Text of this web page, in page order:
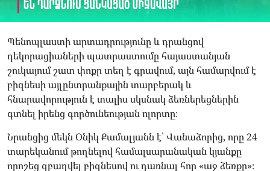
Պենոպլաստի արտադրությունը և դրանցով
դեկորացիաների պատրաստումը հայաստանյան
շուկայում շատ փոքր տեղ է գրավում, այն համարվում է
բիզնեսի այլընտրանքային տարբերակ և
հնարավորություն է տալիս սկսնակ ձեռներեցներին
գտնել իրենց գործունեության ոլորտը։
Նրանցից մեկն Օնիկ Քամալյանն է՝ Վանաձորից, որը 24
տարեկանում թողնելով համալսարանական կյանքը
որոշեց զբաղվել բիզնեսով ու դառնալ հոր «աջ ձեռքը»։